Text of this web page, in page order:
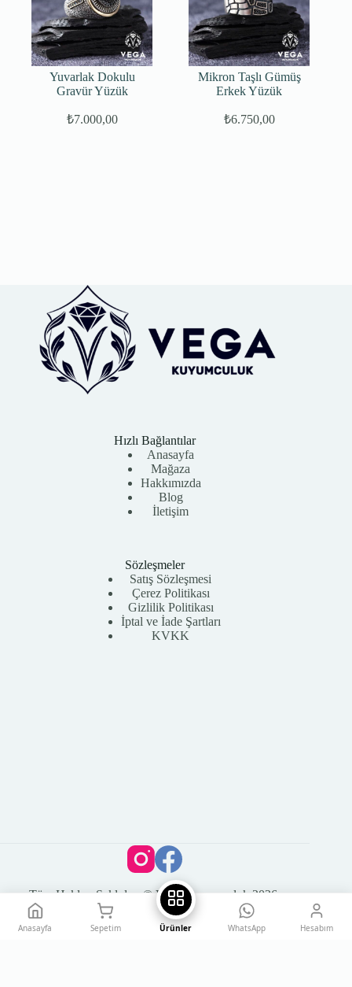
Yuvarlak Dokulu
Gravür Yüzük
₺7.000,00
Mikron Taşlı Gümüş
Erkek Yüzük
₺6.750,00
Hızlı Bağlantılar
Anasayfa
Mağaza
Hakkımızda
Blog
İletişim
Sözleşmeler
Satış Sözleşmesi
Çerez Politikası
Gizlilik Politikası
İptal ve İade Şartları
KVKK
Tüm Hakları Saklıdır. © Vega Kuyumculuk 2026
Anasayfa Sepetim Ürünler WhatsApp Hesabım